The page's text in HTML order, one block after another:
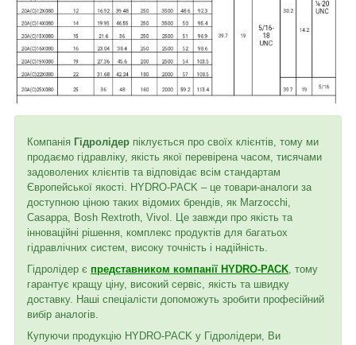
Компанія Гідролідер піклується про своїх клієнтів, тому ми
продаємо гідравліку, якість якої перевірена часом, тисячами
задоволених клієнтів та відповідає всім стандартам
Європейської якості. HYDRO-PACK – це товари-аналоги за
доступною ціною таких відомих брендів, як Marzocchi,
Casappa, Bosh Rextroth, Vivol. Це завжди про якість та
інноваційні рішення, комплекс продуктів для багатьох
гідравлічних систем, високу точність і надійність.
Гідролідер є представником компанії HYDRO-PACK , тому
гарантує кращу ціну, високий сервіс, якість та швидку
доставку. Наші спеціалісти допоможуть зробити професійний
вибір аналогів.
Купуючи продукцію HYDRO-PACK у Гідролідери, Ви